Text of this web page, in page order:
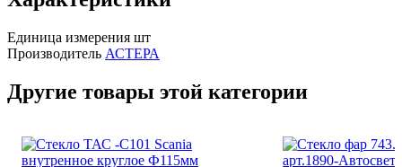
Единица измерения шт
Производитель АСТЕРА
Другие товары этой категории